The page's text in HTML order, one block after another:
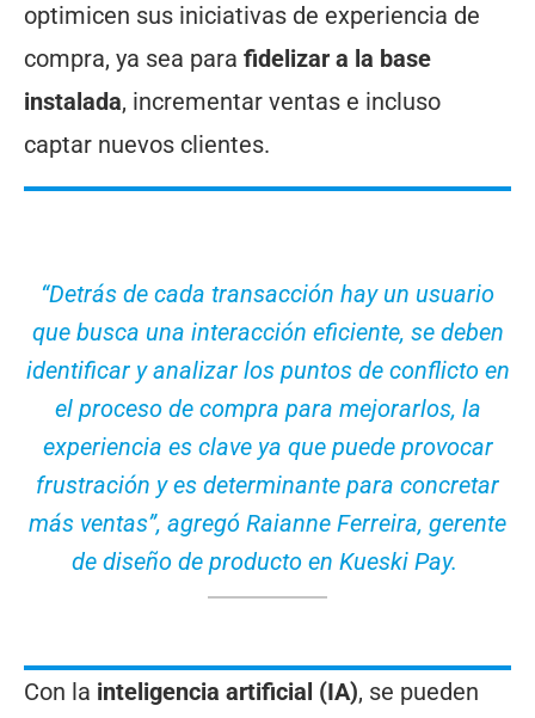
optimicen sus iniciativas de experiencia de
compra, ya sea para fidelizar a la base
instalada, incrementar ventas e incluso
captar nuevos clientes.
“Detrás de cada transacción hay un usuario
que busca una interacción eficiente, se deben
identificar y analizar los puntos de conflicto en
el proceso de compra para mejorarlos, la
experiencia es clave ya que puede provocar
frustración y es determinante para concretar
más ventas”, agregó Raianne Ferreira, gerente
de diseño de producto en Kueski Pay.
Con la inteligencia artificial (IA), se pueden